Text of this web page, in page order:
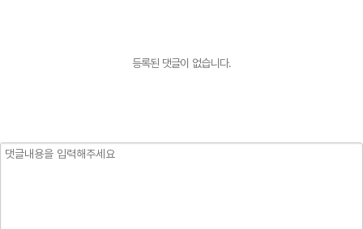
등록된 댓글이 없습니다.